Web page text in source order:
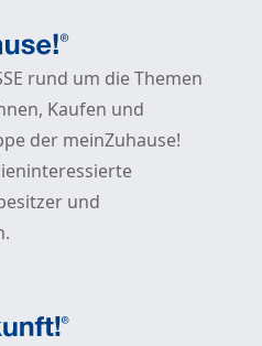
rund um die Themen
Kaufen und
der meinZuhause!
und